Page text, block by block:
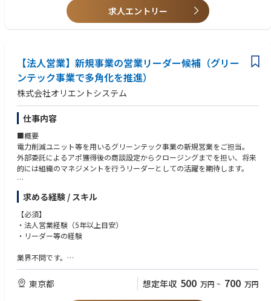
参考リンク：https://www.screen.co.jp/ga/what-we-do
＜①ソリューション営業＞
・SCREENグラフィックソリューションズ製品の販促・販売・回収業務
・同社独自の海外仕入れ商品群の販促・販売・回収業務
・SCREEN製品・仕入商材のデモ・サンプル作成等の販売促進と販売管理
・ソリューションビジネスの拡大
・プロモーションの企画と実施
・ショールームの運営管理、社内ITツールの運営
※新製品の提案や更新、導入後のフォローなど、既存顧客と長期的な関係
構築が重要となります。
※既存顧客への深耕営業がメインとなり、代理店/直販/展示会等対応頂き
ます。
※入社後は、ショールームでの研修とOJTでの研修を実施し、技術者との
同行もいただきます。
＜②技術サポート業務＞
・製品のデモンストレーション、品質テスト、サンプル作成など
・運用提案書の作成及びプレゼンテーションの実施
・展示会等の説明員、勉強会、セミナー等の講師業務
・ビジネス開発
・新製品の企画・発掘 販売施策の企画策定
【この仕事の魅力】
・製品のデモンステーションや勉強会などの実務経験
求人エントリー
【法人営業】新規事業の営業リーダー候補（グリー
ンテック事業で多角化を推進）
株式会社オリエントシステム
仕事内容
■概要
電力削減ユニット等を用いるグリーンテック事業の新規営業をご担当。
外部委託によるアポ獲得後の商談設定からクロージングまでを担い、将来
的には組織のマネジメントを行うリーダーとしての活躍を期待します。
■詳細
・省エネ製品の提案営業
・外部委託アポへの商談設定・実施
・企業のコスト削減提案とクロージング
・既存メンバー2名のマネジメントおよび組織牽引
■仕事の魅力
プレイングリーダーとして組織を動かす裁量があり、事業成長のコアとし
て参画できます。
求める経験 / スキル
【必須】
・法人営業経験（5年以上目安）
・リーダー等の経験
業界不問です。
プレイングリーダーとして自立的に行動し組織を牽引していきたい方、新
規事業の拡大に貢献したい方を歓迎いたします。
東京都 想定年収 500 万円 ~ 700 万円